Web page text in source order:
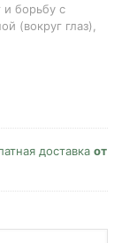
и борьбу с
(вокруг глаз),
доставка от